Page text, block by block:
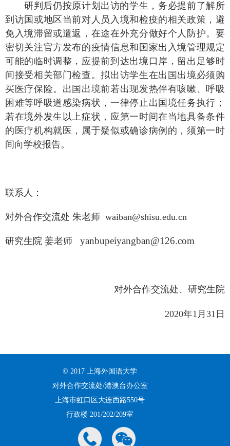
研判后仍按原计划出访的学生，务必提前了解所
到访国或地区当前对人员入境和检疫的相关政策，避
免入境滞留或遣返，在途在外充分做好个人防护。要
密切关注官方发布的疫情信息和国家出入境管理规定
可能的临时调整，应提前到达出境口岸，留出足够时
间接受相关部门检查。拟出访学生在出国出境必须购
买医疗保险。出国出境前若出现发热伴有咳嗽、呼吸
困难等呼吸道感染病状，一律停止出国境任务执行；
若在境外发生以上症状，应第一时间在当地具备条件
的医疗机构就医，属于疑似或确诊病例的，须第一时
间向学校报告。
联系人：
对外合作交流处 朱老师 waiban@shisu.edu.cn
研究生院 姜老师 yanbupeiyangban@126.com
对外合作交流处、研究生院
2020年1 月 31 日
© 2017 上海外国语大学
对外合作交流处/港澳台办公室
上海市虹口区大连西路550号
行政楼 201/202/209室